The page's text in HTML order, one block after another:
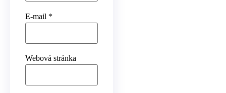
E-mail *
Webová stránka